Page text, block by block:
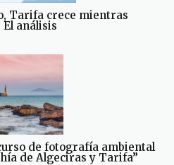
Tarifa crece mientras
análisis
de fotografía ambiental
de Algeciras y Tarifa”